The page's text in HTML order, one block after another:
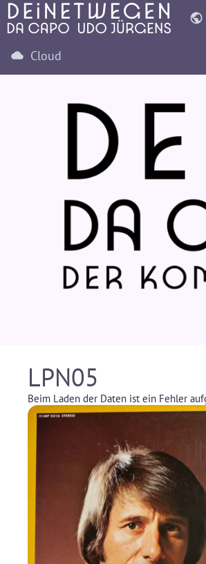
Cloud
LPN05
Beim Laden der Daten ist ein Fehler